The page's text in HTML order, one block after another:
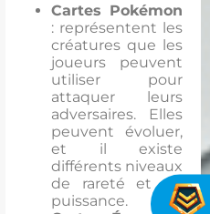
Cartes Pokémon
: représentent les
créatures que les
joueurs peuvent
utiliser pour
attaquer leurs
adversaires. Elles
peuvent évoluer,
et il existe
différents niveaux
de rareté et de
puissance.